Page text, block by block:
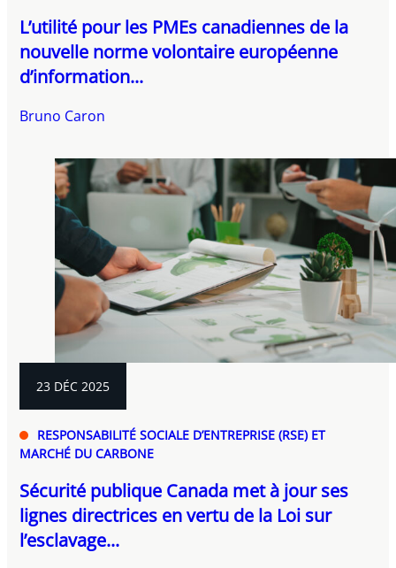
L’utilité pour les PMEs canadiennes de la
nouvelle norme volontaire européenne
d’information...
Bruno Caron
23 DÉC 2025
RESPONSABILITÉ SOCIALE D’ENTREPRISE (RSE) ET
MARCHÉ DU CARBONE
Sécurité publique Canada met à jour ses
lignes directrices en vertu de la Loi sur
l’esclavage...